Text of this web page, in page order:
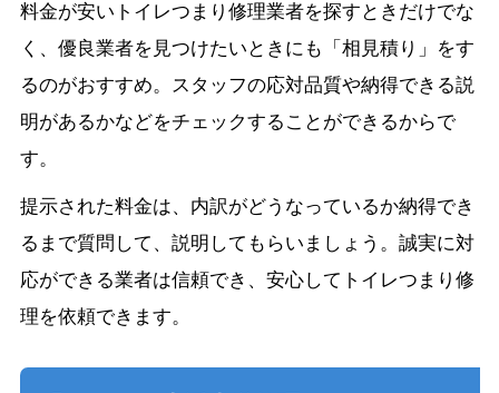
料金が安いトイレつまり修理業者を探すときだけでな
く、優良業者を見つけたいときにも「相見積り」をす
るのがおすすめ。スタッフの応対品質や納得できる説
明があるかなどをチェックすることができるからで
す。
提示された料金は、内訳がどうなっているか納得でき
るまで質問して、説明してもらいましょう。誠実に対
応ができる業者は信頼でき、安心してトイレつまり修
理を依頼できます。